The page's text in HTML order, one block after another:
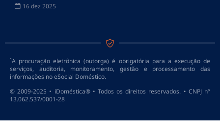
16 dez 2025
¹A procuração eletrônica (outorga) é obrigatória para a execução de
serviços, auditoria, monitoramento, gestão e processamento das
informações no eSocial Doméstico.
© 2009-2025 • iDoméstica® • Todos os direitos reservados. • CNPJ nº
13.062.537/0001-28